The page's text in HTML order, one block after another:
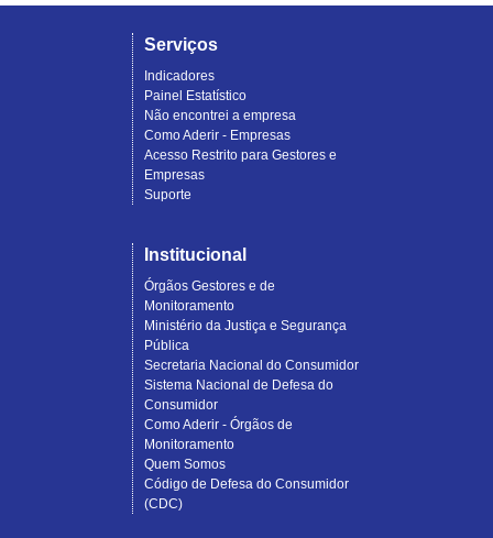
Serviços
Indicadores
Painel Estatístico
Não encontrei a empresa
Como Aderir - Empresas
Acesso Restrito para Gestores e
Empresas
Suporte
Institucional
Órgãos Gestores e de
Monitoramento
Ministério da Justiça e Segurança
Pública
Secretaria Nacional do Consumidor
Sistema Nacional de Defesa do
Consumidor
Como Aderir - Órgãos de
Monitoramento
Quem Somos
Código de Defesa do Consumidor
(CDC)